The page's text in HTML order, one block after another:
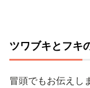
ツワブキとフキ
冒頭でもお伝えし